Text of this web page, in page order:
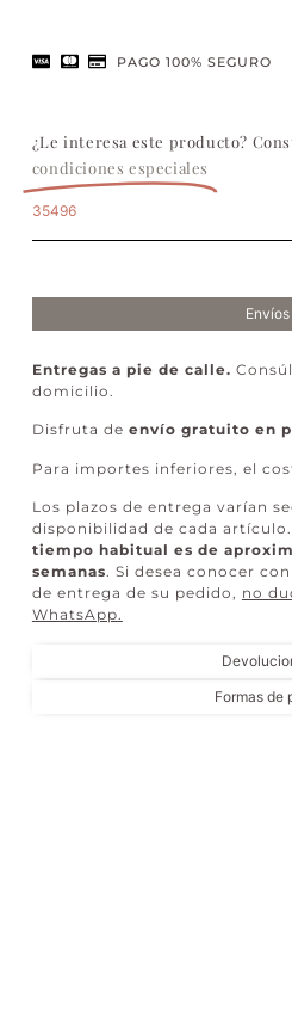
PAGO 100% SEGURO
¿Le interesa este producto?
condiciones especiales
35496
Envíos
Formas de
Entregas a pie de calle.
domicilio.
Disfruta de envío gratuito en
Para importes inferiores, el
Los plazos de entrega varían
disponibilidad de cada
tiempo habitual es de
semanas . Si desea conocer
de entrega de su pedido, no
WhatsApp